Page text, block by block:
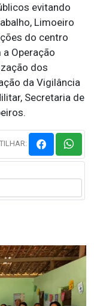
evitando
Limoeiro
do centro
Operação
dos
da Vigilância
Secretaria de